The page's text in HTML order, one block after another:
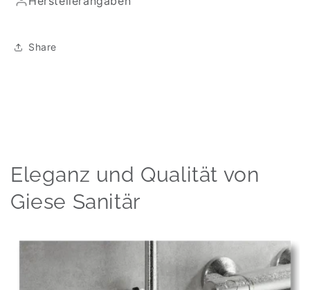
Share
Eleganz und Qualität von
Giese Sanitär